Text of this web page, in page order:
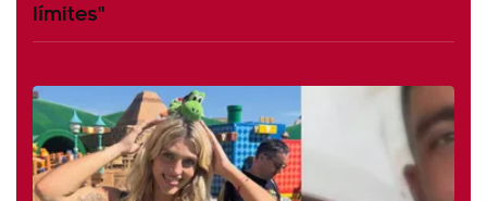
límites"